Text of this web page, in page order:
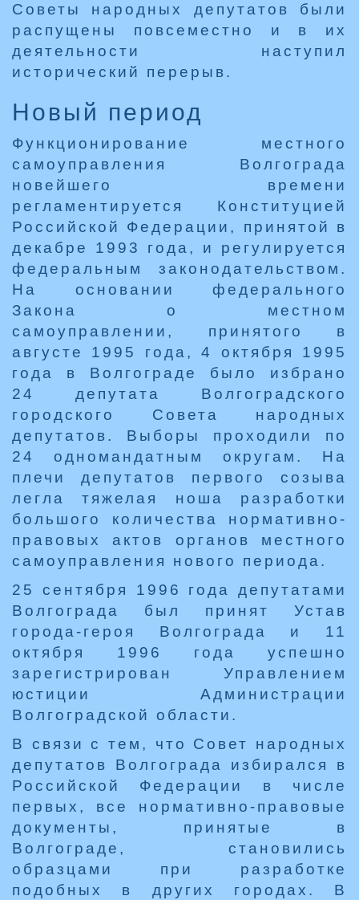
Советы народных депутатов были
распущены повсеместно и в их
деятельности наступил
исторический перерыв.
Новый период
Функционирование местного
самоуправления Волгограда
новейшего времени
регламентируется Конституцией
Российской Федерации, принятой в
декабре 1993 года, и регулируется
федеральным законодательством.
На основании федерального
Закона о местном
самоуправлении, принятого в
августе 1995 года, 4 октября 1995
года в Волгограде было избрано
24 депутата Волгоградского
городского Совета народных
депутатов. Выборы проходили по
24 одномандатным округам. На
плечи депутатов первого созыва
легла тяжелая ноша разработки
большого количества нормативно-
правовых актов органов местного
самоуправления нового периода.
25 сентября 1996 года депутатами
Волгограда был принят Устав
города-героя Волгограда и 11
октября 1996 года успешно
зарегистрирован Управлением
юстиции Администрации
Волгоградской области.
В связи с тем, что Совет народных
депутатов Волгограда избирался в
Российской Федерации в числе
первых, все нормативно-правовые
документы, принятые в
Волгограде, становились
образцами при разработке
подобных в других городах. В